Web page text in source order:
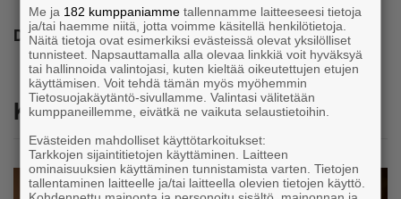
Dela
Katso myös
Me ja 182 kumppaniamme tallennamme laitteeseesi tietoja
ja/tai haemme niitä, jotta voimme käsitellä henkilötietoja.
Näitä tietoja ovat esimerkiksi evästeissä olevat yksilölliset
tunnisteet. Napsauttamalla alla olevaa linkkiä voit hyväksyä
tai hallinnoida valintojasi, kuten kieltää oikeutettujen etujen
käyttämisen. Voit tehdä tämän myös myöhemmin
Tietosuojakäytäntö-sivullamme. Valintasi välitetään
kumppaneillemme, eivätkä ne vaikuta selaustietoihin.
Evästeiden mahdolliset käyttötarkoitukset:
Tarkkojen sijaintitietojen käyttäminen. Laitteen
ominaisuuksien käyttäminen tunnistamista varten. Tietojen
tallentaminen laitteelle ja/tai laitteella olevien tietojen käyttö.